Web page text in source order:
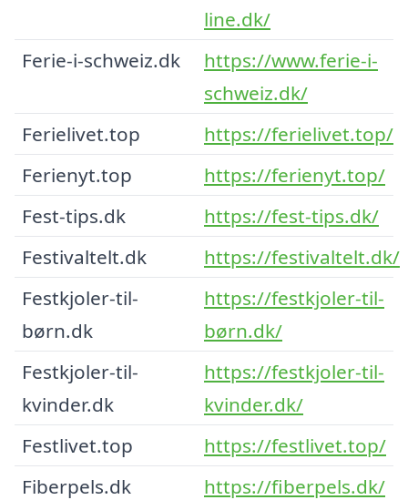
line.dk/
Ferie-i-schweiz.dk
https://www.ferie-i-
schweiz.dk/
Ferielivet.top
https://ferielivet.top/
Ferienyt.top
https://ferienyt.top/
Fest-tips.dk
https://fest-tips.dk/
Festivaltelt.dk
https://festivaltelt.dk/
Festkjoler-til-
børn.dk
https://festkjoler-til-
børn.dk/
Festkjoler-til-
kvinder.dk
https://festkjoler-til-
kvinder.dk/
Festlivet.top
https://festlivet.top/
Fiberpels.dk
https://fiberpels.dk/